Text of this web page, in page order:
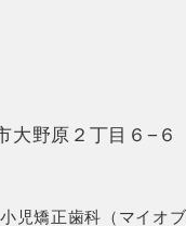
野原２丁目６−６
児矯正歯科（マイオ